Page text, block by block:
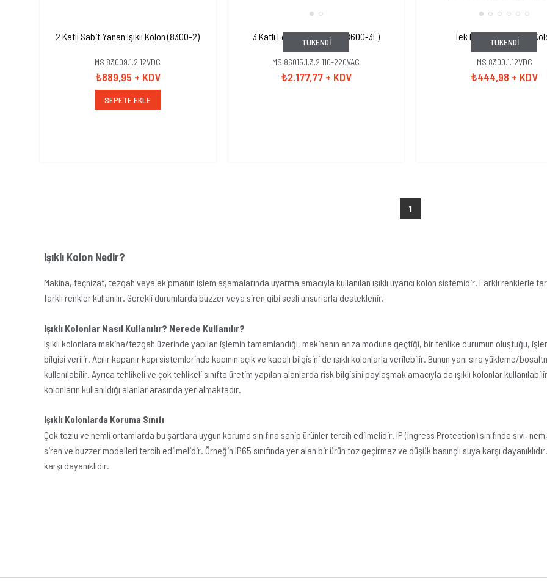
2 Katlı Sabit Yanan Işıklı Kolon (8300-2)
MS 83009.1.2.12VDC
₺889,95 + KDV
SEPETE EKLE
TÜKENDI
3 Katlı Led Duvar Montaj (8600-3L)
MS 86015.1.3.2.110-220VAC
₺2.177,77 + KDV
TÜKENDI
Tek Işıklı Sabit Yanan
MS 8300.1.12VDC
₺444,98 + KDV
1
Işıklı Kolon Nedir?
Makina, teçhizat, tezgah veya ekipmanın işlem aşamalarında uyarma amacıyla kullanılan ışıklı uyarıcı kolon sistemidir. Farklı renklerle
farklı renkler kullanılır. Gerekli durumlarda buzzer veya siren gibi sesli unsurlarla desteklenir.
Işıklı Kolonlar Nasıl Kullanılır? Nerede Kullanılır?
Işıklı kolonlara makina/tezgah üzerinde yapılan işlemin tamamlandığı, makinanın arıza moduna geçtiği, bir tehlike durumun oluştuğu,
bilgisi verilir. Açılır kapanır kapı sistemlerinde kapının açık ve kapalı bilgisini de ışıklı kolonlarla verilebilir. Bunun yanı sıra yükleme/
kullanılabilir. Ayrıca tehlikeli ve çok tehlikeli sınıfta üretim yapılan alanlarda risk bilgisini paylaşmak amacıyla da ışıklı kolonlar
kolonların kullanıldığı alanlar arasında yer almaktadır.
Işıklı Kolonlarda Koruma Sınıfı
Çok tozlu ve nemli ortamlarda bu şartlara uygun koruma sınıfına sahip ürünler tercih edilmelidir. IP (Ingress Protection) sınıfında sıvı,
siren ve buzzer modelleri tercih edilmelidir. Örneğin IP65 sınıfında yer alan bir ürün toz geçirmez ve düşük basınçlı suya karşı
karşı dayanıklıdır.